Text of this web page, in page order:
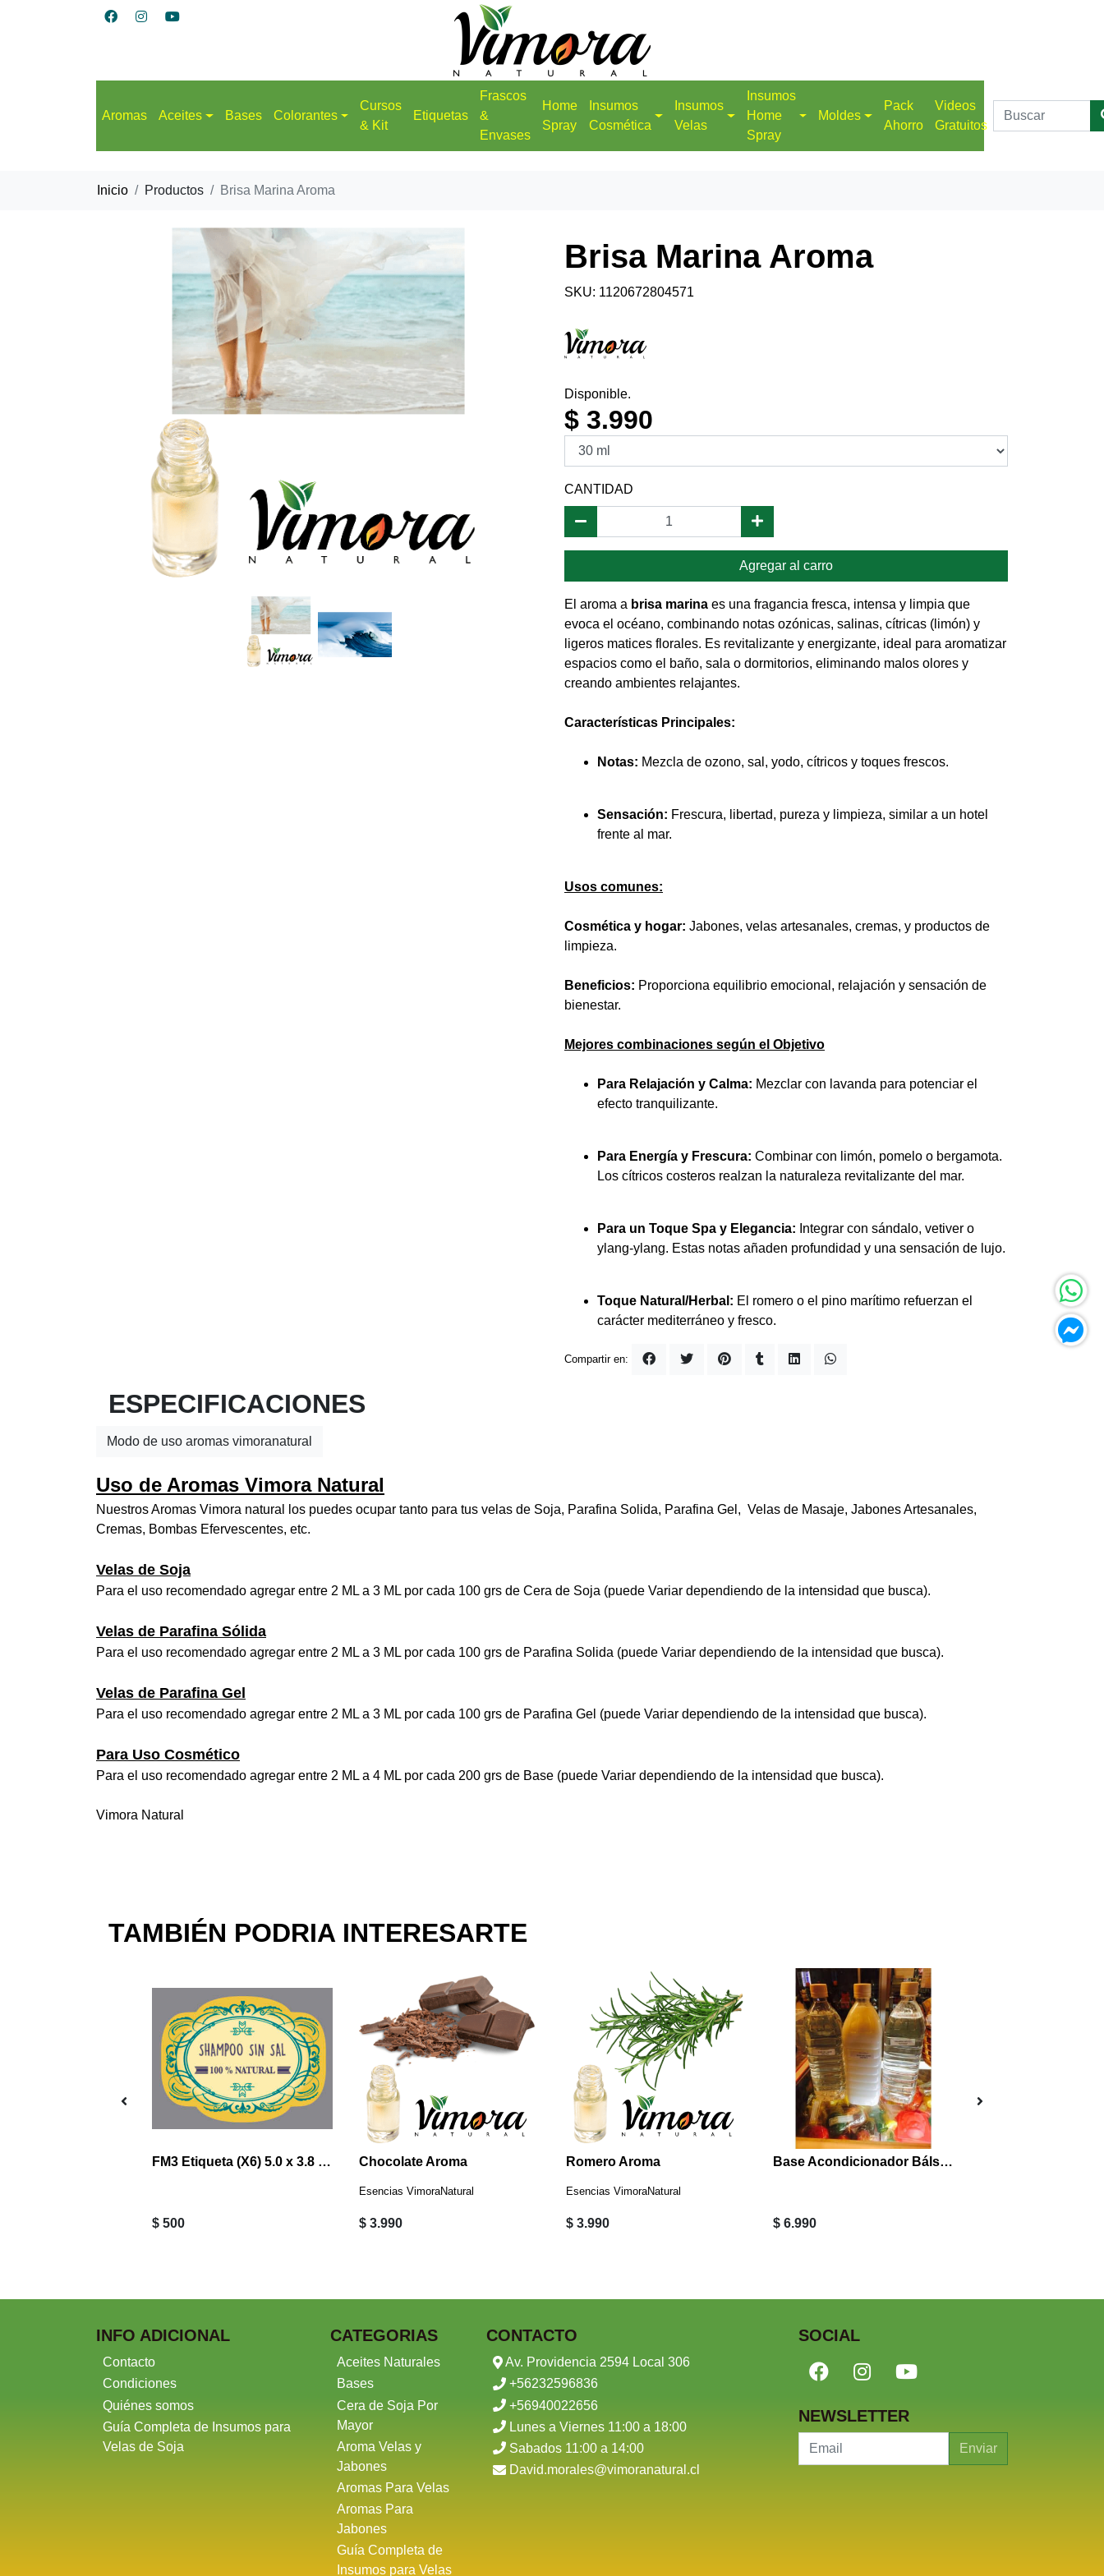
Aromas Aceites Bases Colorantes
Cursos
& Kit
Etiquetas
Frascos
&
Envases
Home
Spray
Insumos
Cosmética
Insumos
Velas
Insumos
Home
Spray
Moldes
Pack
Ahorro
Videos
Gratuitos
Inicio Productos Brisa Marina Aroma
Brisa Marina Aroma
SKU: 1120672804571
Disponible.
$ 3.990
CANTIDAD
Agregar al carro
El aroma a brisa marina es una fragancia fresca, intensa y limpia que
evoca el océano, combinando notas ozónicas, salinas, cítricas (limón) y
ligeros matices florales. Es revitalizante y energizante, ideal para aromatizar
espacios como el baño, sala o dormitorios, eliminando malos olores y
creando ambientes relajantes.
Características Principales:
Notas: Mezcla de ozono, sal, yodo, cítricos y toques frescos.
Sensación: Frescura, libertad, pureza y limpieza, similar a un hotel
frente al mar.
Usos comunes:
Cosmética y hogar: Jabones, velas artesanales, cremas, y productos de
limpieza.
Beneficios: Proporciona equilibrio emocional, relajación y sensación de
bienestar.
Mejores combinaciones según el Objetivo
Para Relajación y Calma: Mezclar con lavanda para potenciar el
efecto tranquilizante.
Para Energía y Frescura: Combinar con limón, pomelo o bergamota.
Los cítricos costeros realzan la naturaleza revitalizante del mar.
Para un Toque Spa y Elegancia: Integrar con sándalo, vetiver o
ylang-ylang. Estas notas añaden profundidad y una sensación de lujo.
Toque Natural/Herbal: El romero o el pino marítimo refuerzan el
carácter mediterráneo y fresco.
Compartir en:
ESPECIFICACIONES
Uso de Aromas Vimora Natural
Nuestros Aromas Vimora natural los puedes ocupar tanto para tus velas de Soja, Parafina Solida, Parafina Gel, Velas de Masaje, Jabones Artesanales,
Cremas, Bombas Efervescentes, etc.
Velas de Soja
Para el uso recomendado agregar entre 2 ML a 3 ML por cada 100 grs de Cera de Soja (puede Variar dependiendo de la intensidad que busca).
Velas de Parafina Sólida
Para el uso recomendado agregar entre 2 ML a 3 ML por cada 100 grs de Parafina Solida (puede Variar dependiendo de la intensidad que busca).
Velas de Parafina Gel
Para el uso recomendado agregar entre 2 ML a 3 ML por cada 100 grs de Parafina Gel (puede Variar dependiendo de la intensidad que busca).
Para Uso Cosmético
Para el uso recomendado agregar entre 2 ML a 4 ML por cada 200 grs de Base (puede Variar dependiendo de la intensidad que busca).
Vimora Natural
Modo de uso aromas vimoranatural
TAMBIÉN PODRIA INTERESARTE
FM3 Etiqueta (X6) 5.0 x 3.8 Shampoo Sin Sal Natural
$ 500
Chocolate Aroma
Esencias VimoraNatural
$ 3.990
Romero Aroma
Esencias VimoraNatural
$ 3.990
Base Acondicionador Bálsamo 1 LITRO
$ 6.990
INFO ADICIONAL
Contacto
Condiciones
Quiénes somos
Guía Completa de Insumos para
Velas de Soja
CATEGORIAS
Aceites Naturales
Bases
Cera de Soja Por
Mayor
Aroma Velas y
Jabones
Aromas Para Velas
Aromas Para
Jabones
Guía Completa de
Insumos para Velas
CONTACTO
Av. Providencia 2594 Local 306
+56232596836
+56940022656
Lunes a Viernes 11:00 a 18:00
Sabados 11:00 a 14:00
David.morales@vimoranatural.cl
SOCIAL
NEWSLETTER
Enviar